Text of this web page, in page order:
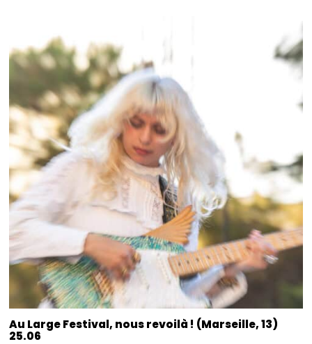
Au Large Festival, nous revoilà ! (Marseille, 13)
25.06